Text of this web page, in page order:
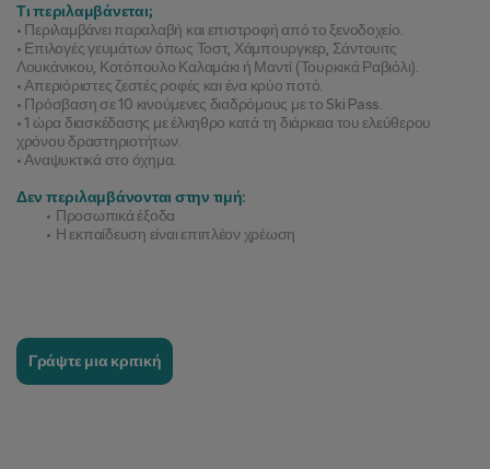
Τι περιλαμβάνεται;
• Περιλαμβάνει παραλαβή και επιστροφή από το ξενοδοχείο.
• Επιλογές γευμάτων όπως Τοστ, Χάμπουργκερ, Σάντουιτς
Λουκάνικου, Κοτόπουλο Καλαμάκι ή Μαντί (Τουρκικά Ραβιόλι).
• Απεριόριστες ζεστές ροφές και ένα κρύο ποτό.
• Πρόσβαση σε 10 κινούμενες διαδρόμους με το Ski Pass.
• 1 ώρα διασκέδασης με έλκηθρο κατά τη διάρκεια του ελεύθερου
χρόνου δραστηριοτήτων.
• Αναψυκτικά στο όχημα.
Δεν περιλαμβάνονται στην τιμή:
Προσωπικά έξοδα
Η εκπαίδευση είναι επιπλέον χρέωση
Γράψτε μια κριτική